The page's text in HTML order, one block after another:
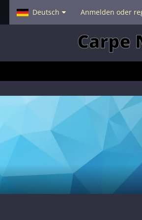
Hilfe
Deutsch Anmelden oder